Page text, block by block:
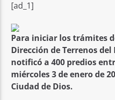
[ad_1]
Para iniciar los trámites
Dirección de Terrenos
notificó a 400 predios
miércoles 3 de enero de
Ciudad de Dios.